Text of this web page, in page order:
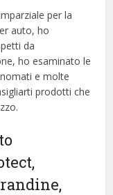
per la
auto, ​​ho
da
ho esaminato le
e molte
prodotti che